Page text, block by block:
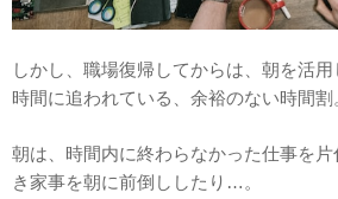
しかし、職場復帰してからは、朝を活
時間に追われている、余裕のない時間割
朝は、時間内に終わらなかった仕事を
き家事を朝に前倒ししたり…。